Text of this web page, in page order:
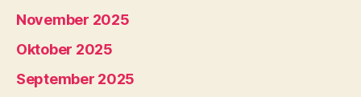
November 2025
Oktober 2025
September 2025